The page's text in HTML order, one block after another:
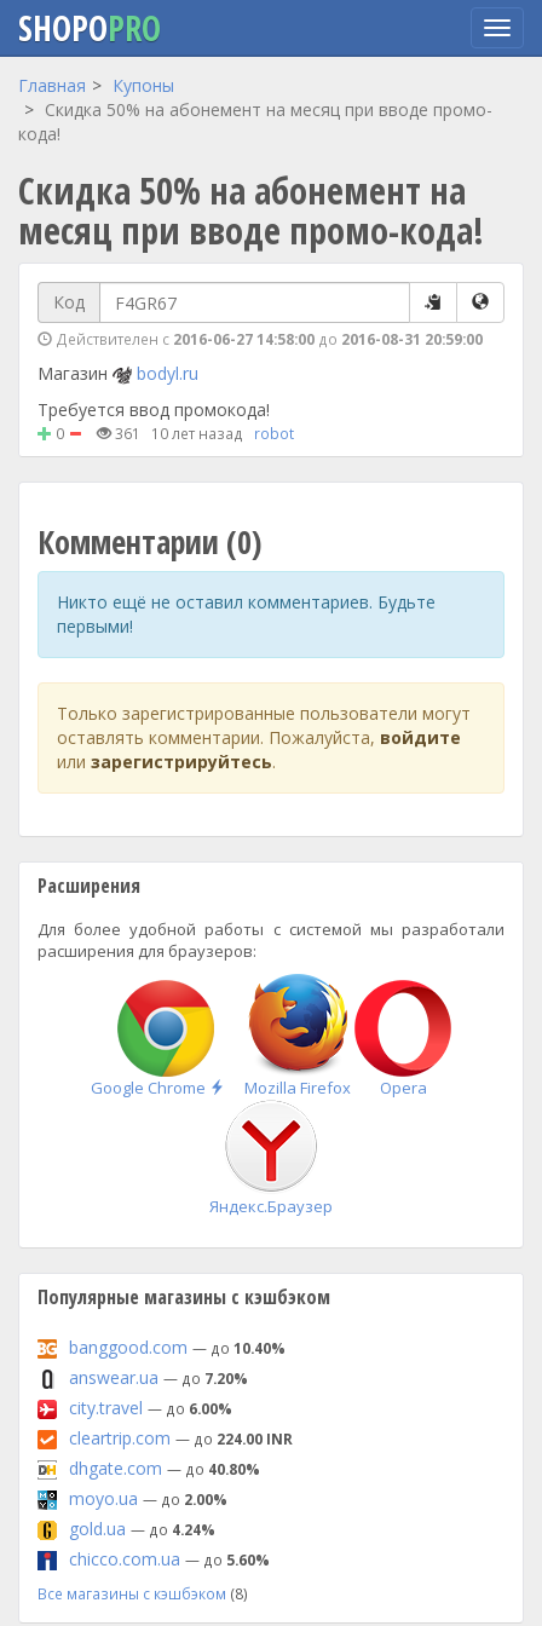
Перейти
основному
SHOPOPRO
Главная
Купоны
Скидка 50% на абонемент на месяц при вводе промо-
кода!
Скидка 50% на абонемент на
месяц при вводе промо-кода!
Код
Действителен с 2016-06-27 14:58:00 до 2016-08-31 20:59:00
Магазин
bodyl.ru
Требуется ввод промокода!
0 361 10 лет назад robot
Комментарии (0)
Никто ещё не оставил комментариев. Будьте
первыми!
Только зарегистрированные пользователи могут
оставлять комментарии. Пожалуйста, войдите
или зарегистрируйтесь.
Расширения
Для более удобной работы с системой мы разработали
расширения для браузеров:
Google Chrome
Быстрая
установка
Mozilla Firefox Opera
Яндекс.Браузер
Популярные магазины с кэшбэком
banggood.com — до 10.40%
answear.ua — до 7.20%
city.travel — до 6.00%
cleartrip.com — до 224.00 INR
dhgate.com — до 40.80%
moyo.ua — до 2.00%
gold.ua — до 4.24%
chicco.com.ua — до 5.60%
Все магазины с кэшбэком (8)